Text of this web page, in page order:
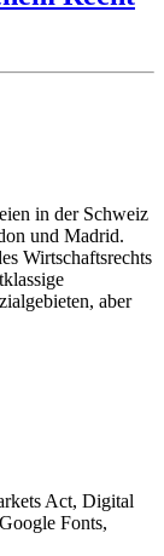
in der Schweiz
und Madrid.
Wirtschaftsrechts
aber
Act, Digital
Fonts,